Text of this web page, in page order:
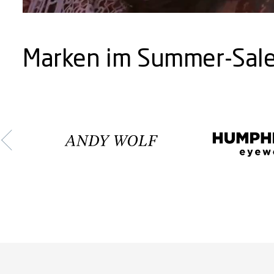
Marken im Summer-